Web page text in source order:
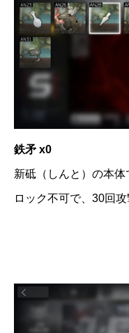
鉄矛 x0
新砥（しんと）の本
ロック不可で、30回攻